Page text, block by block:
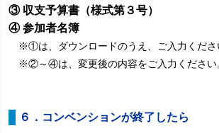
③ 収支予算書（様式第３号）
④ 参加者名簿
※①は、ダウンロードのうえ、ご入力くださ
※②～④は、変更後の内容をご入力ください
６．コンベンションが終了したら